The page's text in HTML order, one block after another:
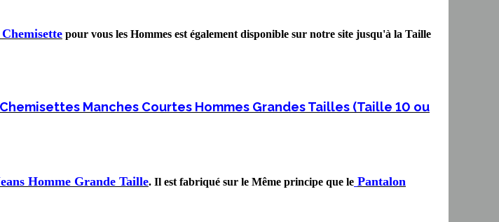
pour vous les Hommes est également disponible sur notre site jusqu'à la Taille
Manches Courtes Hommes Grandes Tailles (Taille 10 ou
Homme Grande Taille. Il est fabriqué sur le Même principe que le Pantalon